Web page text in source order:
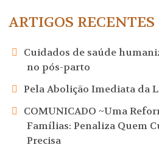
ARTIGOS RECENTES
Cuidados de saúde
no pós-parto
Pela Abolição Imediata da
COMUNICADO ~Uma
Famílias: Penaliza Quem
Precisa